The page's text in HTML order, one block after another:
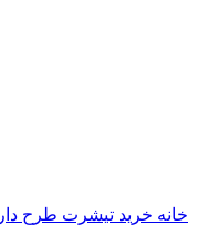
خانه خرید تیشرت طرح دار